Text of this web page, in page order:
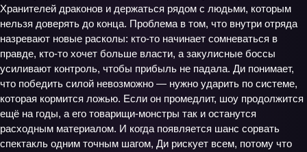
Хранителей драконов и держаться рядом с людьми, которым
нельзя доверять до конца. Проблема в том, что внутри отряда
назревают новые расколы: кто-то начинает сомневаться в
правде, кто-то хочет больше власти, а закулисные боссы
усиливают контроль, чтобы прибыль не падала. Ди понимает,
что победить силой невозможно — нужно ударить по системе,
которая кормится ложью. Если он промедлит, шоу продолжится
ещё на годы, а его товарищи‑монстры так и останутся
расходным материалом. И когда появляется шанс сорвать
спектакль одним точным шагом, Ди рискует всем, потому что